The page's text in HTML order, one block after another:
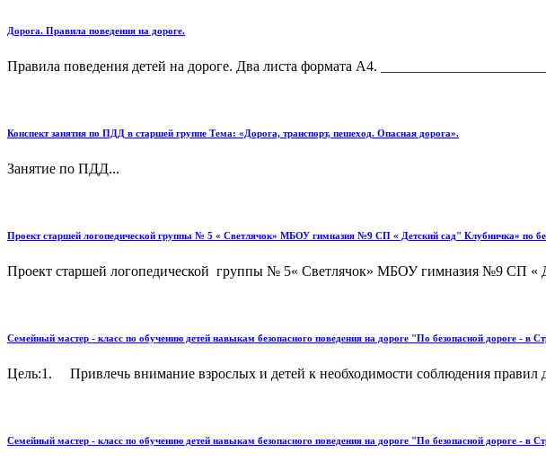
Дорога. Правила поведения на дороге.
Правила поведения детей на дороге. Два листа формата А4.
Конспект занятия по ПДД в старшей группе Тема: «Дорога, транспорт, пешеход. Опасная дорога».
Занятие по ПДД...
Проект старшей логопедической группы № 5 « Светлячок» МБОУ гимназия №9 СП « Детский сад" Клубничка» по
Проект старшей логопедической группы № 5« Светлячок» МБОУ гимназия №9 СП «
Семейный мастер - класс по обучению детей навыкам безопасного поведения на дороге "По безопасной дороге - в
Цель:1. Привлечь внимание взрослых и детей к необходимости соблюдения
Семейный мастер - класс по обучению детей навыкам безопасного поведения на дороге "По безопасной дороге - в